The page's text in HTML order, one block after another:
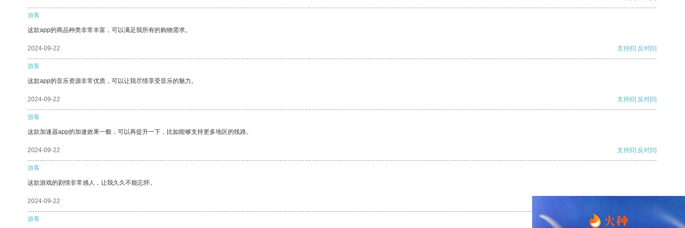
游客
这款app的商品种类非常丰富，可以满足我所有的购物需求。
2024-09-22 支持[0] 反对[0]
游客
这款app的音乐资源非常优质，可以让我尽情享受音乐的魅力。
2024-09-22 支持[0] 反对[0]
游客
这款加速器app的加速效果一般，可以再提升一下，比如能够支持更多地区的线路。
2024-09-22 支持[0] 反对[0]
游客
这款游戏的剧情非常感人，让我久久不能忘怀。
2024-09-22
游客